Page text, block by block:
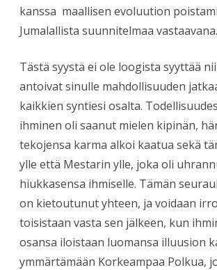
kanssa maallisen evoluution
Jumalallista suunnitelmaa vastaavana.
Tästä syystä ei ole loogista syyttää
antoivat sinulle mahdollisuuden
kaikkien syntiesi osalta.
ihminen oli saanut mielen kipinän,
tekojensa karma alkoi kaatua sekä
ylle että Mestarin ylle, joka oli
hiukkasensa ihmiselle. Tämän
on kietoutunut yhteen, ja voidaan
toisistaan vasta sen jälkeen, kun
osansa iloistaan luomansa illuusion
ymmärtämään Korkeampaa Polkua,